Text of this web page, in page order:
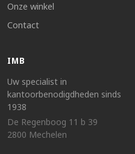
Onze winkel
Contact
IMB
Uw specialist in
kantoorbenodigdheden sinds
1938
De Regenboog 11 b 39
2800 Mechelen